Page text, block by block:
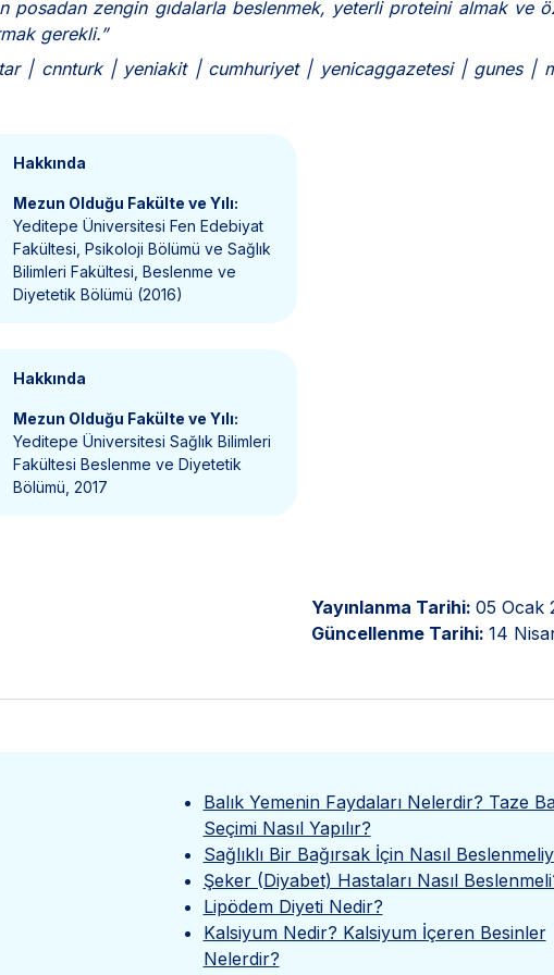
posadan zengin gıdalarla beslenmek, yeterli proteini almak ve
gerekli.”
| cnnturk | yeniakit | cumhuriyet | yenicaggazetesi | gunes |
Hakkında
Mezun Olduğu Fakülte ve Yılı:
Yeditepe Üniversitesi Fen Edebiyat
Fakültesi, Psikoloji Bölümü ve Sağlık
Bilimleri Fakültesi, Beslenme ve
Diyetetik Bölümü (2016)
Hakkında
Mezun Olduğu Fakülte ve Yılı:
Yeditepe Üniversitesi Sağlık Bilimleri
Fakültesi Beslenme ve Diyetetik
Bölümü, 2017
Yayınlanma Tarihi: 05 Ocak
Güncellenme Tarihi: 14
Balık Yemenin Faydaları Nelerdir? Taze
Seçimi Nasıl Yapılır?
Sağlıklı Bir Bağırsak İçin Nasıl
Şeker (Diyabet) Hastaları Nasıl
Lipödem Diyeti Nedir?
Kalsiyum Nedir? Kalsiyum İçeren Besinler
Nelerdir?